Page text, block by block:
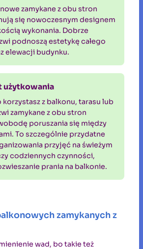
zamykane z obu stron
się nowoczesnym designem
wykonania. Dobrze
podnoszą estetykę całego
elewacji budynku.
użytkowania
z balkonu, tarasu lub
zamykane z obu stron
poruszania się między
To szczególnie przydatne
przyjęć na świeżym
codziennych czynności,
prania na balkonie.
zamykanych z
wad, bo takie też